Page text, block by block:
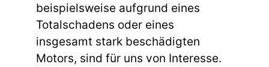
beispielsweise aufgrund eines
Totalschadens oder eines
insgesamt stark beschädigten
Motors, sind für uns von Interesse.